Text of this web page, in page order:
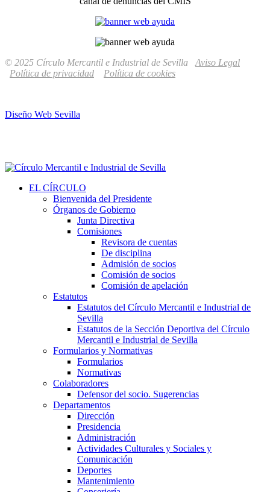
© 2025 Círculo Mercantil e Industrial de Sevilla Aviso Legal
Política de privacidad
Política de cookies
Diseño Web Sevilla
EL CÍRCULO
Bienvenida del Presidente
Órganos de Gobierno
Junta Directiva
Comisiones
Revisora de cuentas
De disciplina
Admisión de socios
Comisión de socios
Comisión de apelación
Estatutos
Estatutos del Círculo Mercantil e Industrial de
Sevilla
Estatutos de la Sección Deportiva del Círculo
Mercantil e Industrial de Sevilla
Formularios y Normativas
Formularios
Normativas
Colaboradores
Defensor del socio. Sugerencias
Departamentos
Dirección
Presidencia
Administración
Actividades Culturales y Sociales y
Comunicación
Deportes
Mantenimiento